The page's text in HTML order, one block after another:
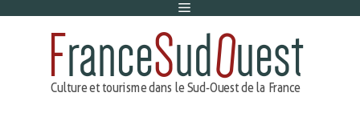
Menu